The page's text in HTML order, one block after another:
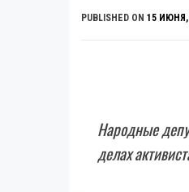
PUBLISHED ON 15 ИЮНЯ,
Народные
делах